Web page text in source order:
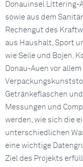
Donauinsel Littering-
sowie aus dem
Rechengut des
aus Haushalt, Sport
wie Seile und Bojen.
Donau-Auen vor
Getränkeflaschen
Messungen und
werden, wie sich die
unterschiedlichen
eine wichtige
Ziel des Projekts